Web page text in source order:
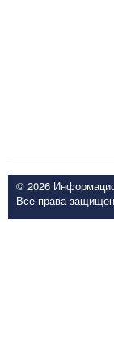
© 2026
Все права